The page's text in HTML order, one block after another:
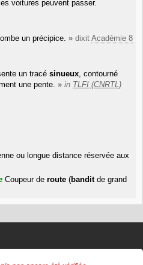
voitures peuvent passer.
un précipice. » dixit Académie 8
un tracé sinueux, contourné
une pente. » in TLFI (CNRTL)
ou longue distance réservée aux
Coupeur de route (banditde grand